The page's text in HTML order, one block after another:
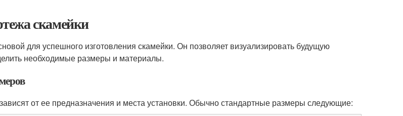
скамейки
для успешного изготовления скамейки. Он позволяет визуализировать будущую
необходимые размеры и материалы.
от ее предназначения и места установки. Обычно стандартные размеры следующие: